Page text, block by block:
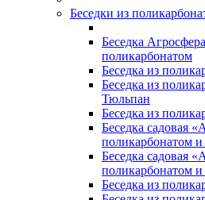
Беседки из
Беседка
поликарбонатом
Беседка из
Беседка из
Тюльпан
Беседка из
Беседка садовая
поликарбонатом и
Беседка садовая
поликарбонатом и
Беседка из